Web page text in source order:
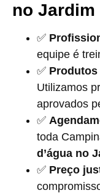
no Jardim
✅
equipe é
✅
Utilizamos
aprovados
✅
toda
d’água no
✅ Preço